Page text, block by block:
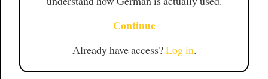
Continue
Already have access?Log in.